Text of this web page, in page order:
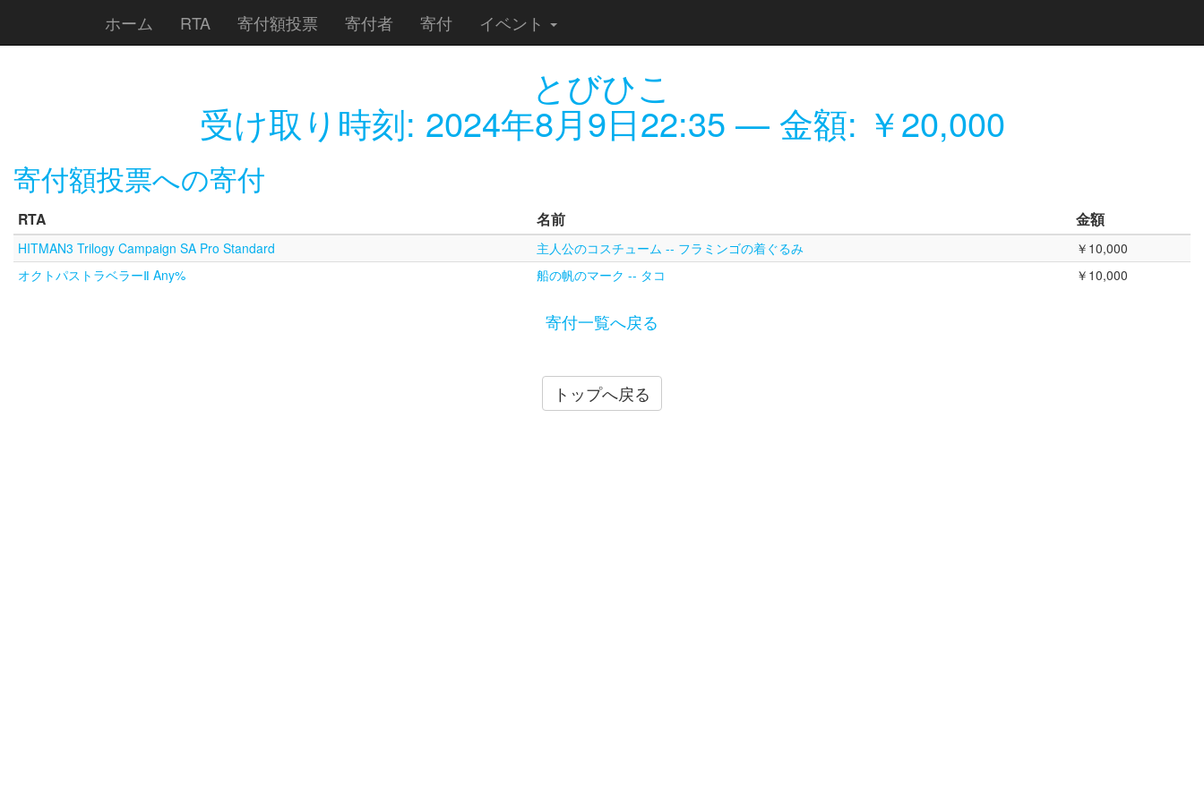
ホーム RTA 寄付額投票 寄付者 寄付 イベント
とびひこ
受け取り時刻: 2024年8月9日22:35 — 金額: ￥20,000
寄付額投票への寄付
RTA 名前 金額
HITMAN3 Trilogy Campaign SA Pro Standard 主人公のコスチューム -- フラミンゴの着ぐるみ
￥10,000
オクトパストラベラーⅡ Any%
船の帆のマーク -- タコ ￥10,000
寄付一覧へ戻る
トップへ戻る